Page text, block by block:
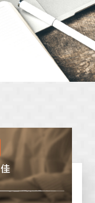
公表